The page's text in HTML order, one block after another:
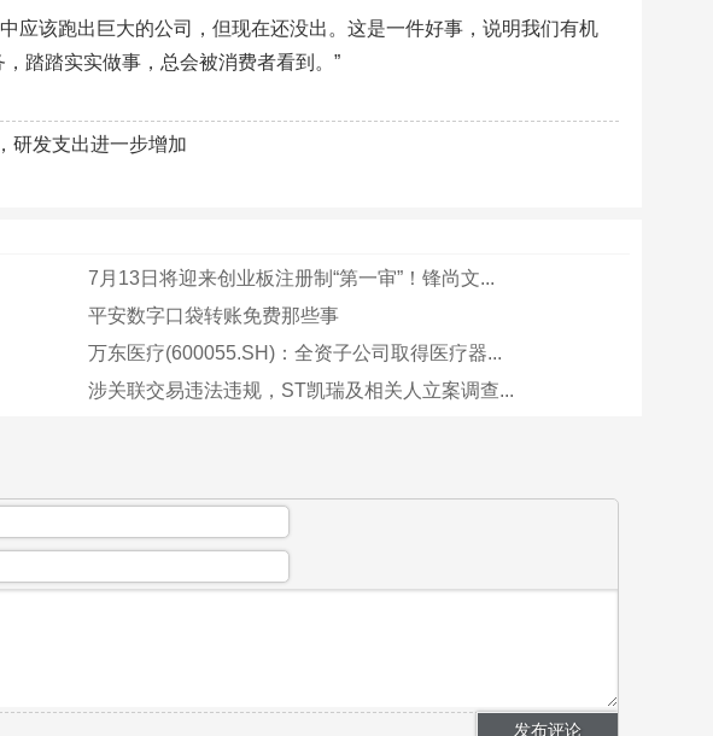
应该跑出巨大的公司，但现在还没出。这是一件好事，说明我们有机
踏踏实实做事，总会被消费者看到。”
研发支出进一步增加
7月13日将迎来创业板注册制“第一审”！锋尚文...
平安数字口袋转账免费那些事
万东医疗(600055.SH)：全资子公司取得医疗器...
涉关联交易违法违规，ST凯瑞及相关人立案调查...